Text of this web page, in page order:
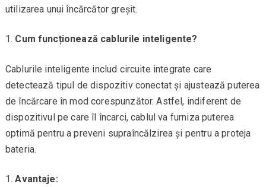
utilizarea unui încărcător greșit.
Cum funcționează cablurile inteligente?
Cablurile inteligente includ circuite integrate care
detectează tipul de dispozitiv conectat și ajustează puterea
de încărcare în mod corespunzător. Astfel, indiferent de
dispozitivul pe care îl încarci, cablul va furniza puterea
optimă pentru a preveni supraîncălzirea și pentru a proteja
bateria.
Avantaje: